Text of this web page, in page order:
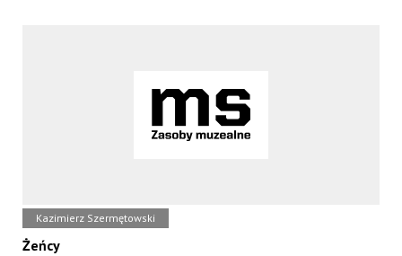
Kazimierz Szermętowski
Żeńcy